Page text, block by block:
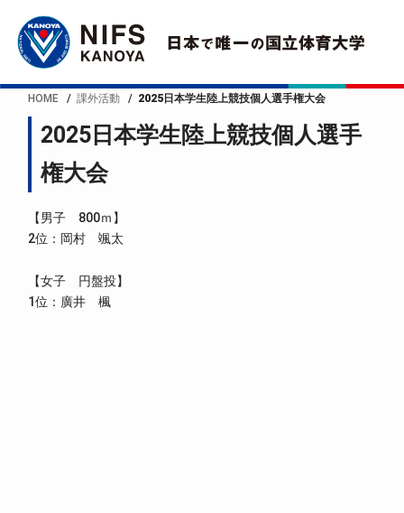
HOME 課外活動 2025日本学生陸上競技個人選手権大会
2025日本学生陸上競技個人選手
権大会
【男子 800ｍ】
2位：岡村 颯太
【女子 円盤投】
1位：廣井 楓